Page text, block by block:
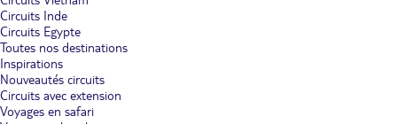
Circuits Inde
Circuits Egypte
Toutes nos destinations
Inspirations
Nouveautés circuits
Circuits avec extension
Voyages en safari